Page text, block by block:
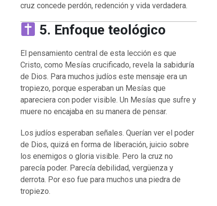
cruz concede perdón, redención y vida verdadera.
5. Enfoque teológico
El pensamiento central de esta lección es que
Cristo, como Mesías crucificado, revela la sabiduría
de Dios. Para muchos judíos este mensaje era un
tropiezo, porque esperaban un Mesías que
apareciera con poder visible. Un Mesías que sufre y
muere no encajaba en su manera de pensar.
Los judíos esperaban señales. Querían ver el poder
de Dios, quizá en forma de liberación, juicio sobre
los enemigos o gloria visible. Pero la cruz no
parecía poder. Parecía debilidad, vergüenza y
derrota. Por eso fue para muchos una piedra de
tropiezo.